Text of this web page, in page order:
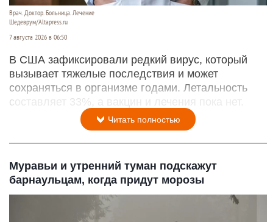
Врач. Доктор. Больница. Лечение
Шедеврум/Altapress.ru
7 августа 2026 в 06:50
В США зафиксировали редкий вирус, который
вызывает тяжелые последствия и может
сохраняться в организме годами. Летальность
составляет 33%, а вакцин и лечения пока нет.
Читать полностью
Муравьи и утренний туман подскажут
барнаульцам, когда придут морозы